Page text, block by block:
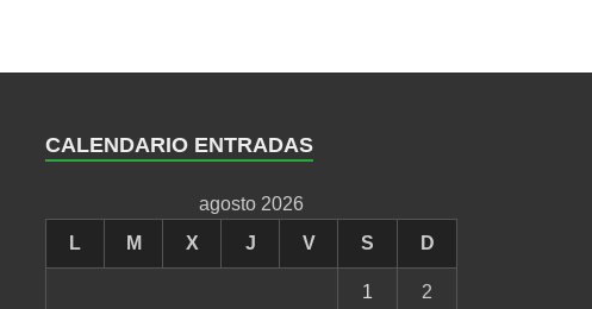
CALENDARIO ENTRADAS
agosto 2026
L
M X J V S D
1 2